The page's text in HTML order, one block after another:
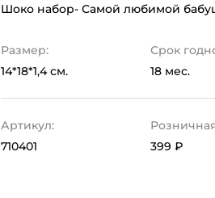
Шоко набор- Самой любимой
Размер:
14*18*1,4 см.
Срок
18 мес.
Артикул:
710401
399 ₽